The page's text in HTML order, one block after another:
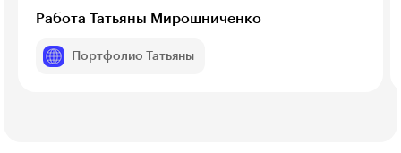
Работа Татьяны Мирошниченко
Портфолио Татьяны